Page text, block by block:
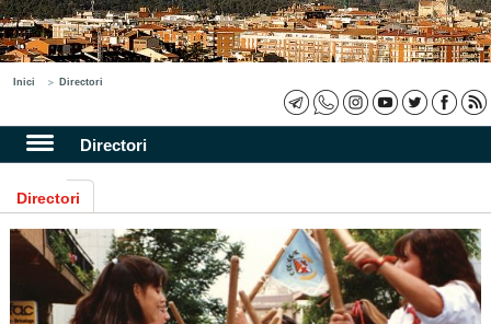
Inici Directori
Directori
Directori